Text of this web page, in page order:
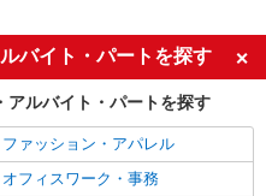
月収例／（初年度、
円 40代 281,000〜
年収350万〜550万円）
詳細を見る
高校生OK
ミドル（40代～）活躍中
短時間勤務（1日4h以内）OK
扶養内勤務OK
社会保険あり
バイト・パートを探す
アルバイト・パートを探す
ファッション・アパレル
オフィスワーク・事務